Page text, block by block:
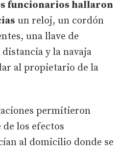
funcionarios hallaron
un reloj, un cordón
una llave de
y la navaja
al propietario de la
permitieron
los efectos
al domicilio donde se